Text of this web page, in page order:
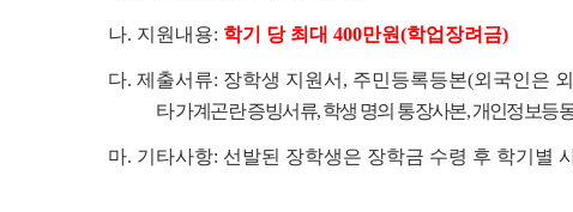
나. 지원내용: 학기 당 최대 400만원(학업장려금)
다. 제출서류: 장학생 지원서, 주민등록등본(외국인은
타 가계곤란 증빙서류, 학생 명의 통장사본, 개인정보등
마. 기타사항: 선발된 장학생은 장학금 수령 후 학기별